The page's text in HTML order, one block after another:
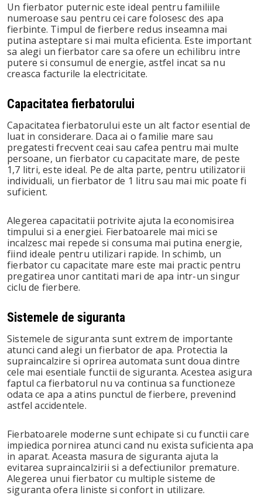
Un fierbator puternic este ideal pentru familiile
numeroase sau pentru cei care folosesc des apa
fierbinte. Timpul de fierbere redus inseamna mai
putina asteptare si mai multa eficienta. Este important
sa alegi un fierbator care sa ofere un echilibru intre
putere si consumul de energie, astfel incat sa nu
creasca facturile la electricitate.
Capacitatea fierbatorului
Capacitatea fierbatorului este un alt factor esential de
luat in considerare. Daca ai o familie mare sau
pregatesti frecvent ceai sau cafea pentru mai multe
persoane, un fierbator cu capacitate mare, de peste
1,7 litri, este ideal. Pe de alta parte, pentru utilizatorii
individuali, un fierbator de 1 litru sau mai mic poate fi
suficient.
Alegerea capacitatii potrivite ajuta la economisirea
timpului si a energiei. Fierbatoarele mai mici se
incalzesc mai repede si consuma mai putina energie,
fiind ideale pentru utilizari rapide. In schimb, un
fierbator cu capacitate mare este mai practic pentru
pregatirea unor cantitati mari de apa intr-un singur
ciclu de fierbere.
Sistemele de siguranta
Sistemele de siguranta sunt extrem de importante
atunci cand alegi un fierbator de apa. Protectia la
supraincalzire si oprirea automata sunt doua dintre
cele mai esentiale functii de siguranta. Acestea asigura
faptul ca fierbatorul nu va continua sa functioneze
odata ce apa a atins punctul de fierbere, prevenind
astfel accidentele.
Fierbatoarele moderne sunt echipate si cu functii care
impiedica pornirea atunci cand nu exista suficienta apa
in aparat. Aceasta masura de siguranta ajuta la
evitarea supraincalzirii si a defectiunilor premature.
Alegerea unui fierbator cu multiple sisteme de
siguranta ofera liniste si confort in utilizare.